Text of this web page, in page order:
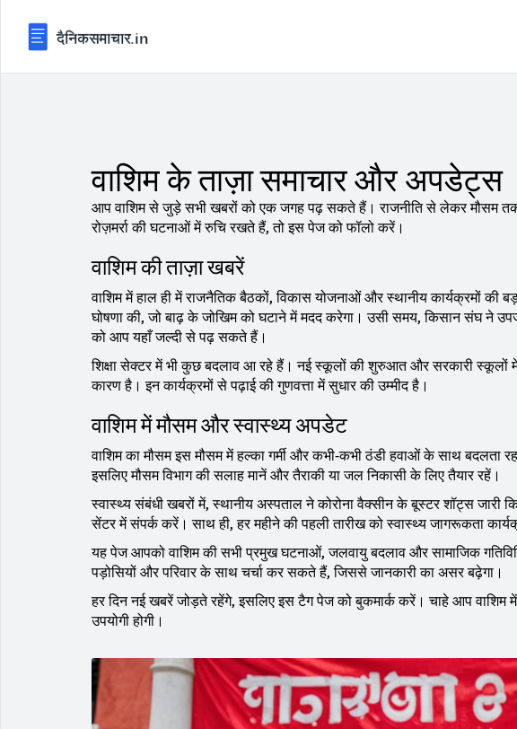
वाशिम के ताज़ा समाचार और अपडेट्स
आप वाशिम से जुड़े सभी खबरों को एक जगह पढ़ सकते हैं। राजनीति से लेकर मौसम
रोज़मर्रा की घटनाओं में रुचि रखते हैं, तो इस पेज को फॉलो करें।
वाशिम की ताज़ा खबरें
वाशिम में हाल ही में राजनैतिक बैठकों, विकास योजनाओं और स्थानीय कार्यक्रमों की
घोषणा की, जो बाढ़ के जोखिम को घटाने में मदद करेगा। उसी समय, किसान संघ ने
को आप यहाँ जल्दी से पढ़ सकते हैं।
शिक्षा सेक्टर में भी कुछ बदलाव आ रहे हैं। नई स्कूलों की शुरुआत और सरकारी स्कूलों में
कारण है। इन कार्यक्रमों से पढ़ाई की गुणवत्ता में सुधार की उम्मीद है।
वाशिम में मौसम और स्वास्थ्य अपडेट
वाशिम का मौसम इस मौसम में हल्का गर्मी और कभी‑कभी ठंडी हवाओं के साथ बदलता
इसलिए मौसम विभाग की सलाह मानें और तैराकी या जल निकासी के लिए तैयार रहें।
स्वास्थ्य संबंधी खबरों में, स्थानीय अस्पताल ने कोरोना वैक्सीन के बूस्टर शॉट्स
सेंटर में संपर्क करें। साथ ही, हर महीने की पहली तारीख को स्वास्थ्य जागरूकता
यह पेज आपको वाशिम की सभी प्रमुख घटनाओं, जलवायु बदलाव और सामाजिक
पड़ोसियों और परिवार के साथ चर्चा कर सकते हैं, जिससे जानकारी का असर बढ़ेगा।
हर दिन नई खबरें जोड़ते रहेंगे, इसलिए इस टैग पेज को बुकमार्क करें। चाहे आप वाशिम
उपयोगी होगी।